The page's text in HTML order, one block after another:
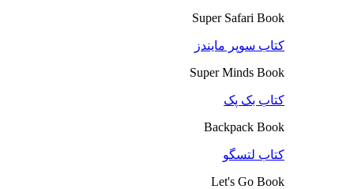
Super Safari Book
کتاب سوپر مایندز
Super Minds Book
کتاب بک پک
Backpack Book
کتاب لتسگو
Let's Go Book